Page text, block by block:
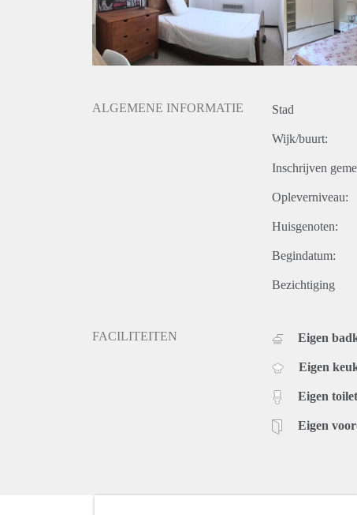
Inkomen eis
N.V.T.
Huurtermijn
Onbepaalde termijn
ALGEMENE INFORMATIE Stad
Wijk/buurt:
Inschrijven
Opleverniveau:
Huisgenoten:
Begindatum:
Bezichtiging
FACILITEITEN Eigen
Eigen
Eigen toilet
Eigen